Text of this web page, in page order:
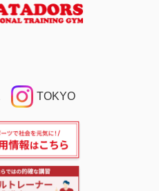
TOKYO